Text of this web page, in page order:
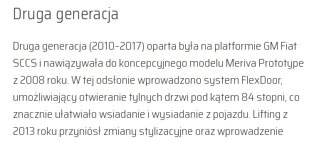
Druga generacja
Druga generacja (2010–2017) oparta była na platformie GM Fiat
SCCS i nawiązywała do koncepcyjnego modelu Meriva Prototype
z 2008 roku. W tej odsłonie wprowadzono system FlexDoor,
umożliwiający otwieranie tylnych drzwi pod kątem 84 stopni, co
znacznie ułatwiało wsiadanie i wysiadanie z pojazdu. Lifting z
2013 roku przyniósł zmiany stylizacyjne oraz wprowadzenie